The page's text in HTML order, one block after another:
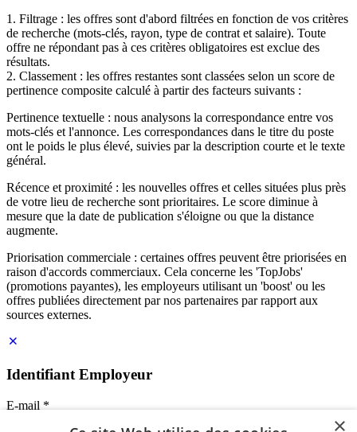
1. Filtrage : les offres sont d'abord filtrées en fonction de vos critères
de recherche (mots-clés, rayon, type de contrat et salaire). Toute
offre ne répondant pas à ces critères obligatoires est exclue des
résultats.
2. Classement : les offres restantes sont classées selon un score de
pertinence composite calculé à partir des facteurs suivants :
Pertinence textuelle : nous analysons la correspondance entre vos
mots-clés et l'annonce. Les correspondances dans le titre du poste
ont le poids le plus élevé, suivies par la description courte et le texte
général.
Récence et proximité : les nouvelles offres et celles situées plus près
de votre lieu de recherche sont prioritaires. Le score diminue à
mesure que la date de publication s'éloigne ou que la distance
augmente.
Priorisation commerciale : certaines offres peuvent être priorisées en
raison d'accords commerciaux. Cela concerne les 'TopJobs'
(promotions payantes), les employeurs utilisant un 'boost' ou les
offres publiées directement par nos partenaires par rapport aux
sources externes.
Identifiant Employeur
E-mail *
×